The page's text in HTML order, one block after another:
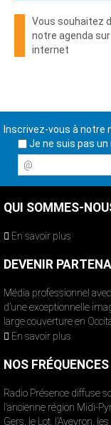
Vous souhaitez
notre agenda
internet
Inscrivez-vous à notre
Je ne suis pas un
@
QUI SOMMES-
En savoir plus
DEVENIR
Média professionnel
d’une exceptionnelle
large couverture en
En savoir plus
NOS FRÉQUENCES
Radio Présence diffuse
l’ancienne région Midi-
Gers, le Lot, l’Aveyron,